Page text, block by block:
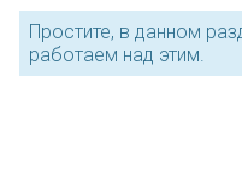
Простите, в данном
работаем над этим.